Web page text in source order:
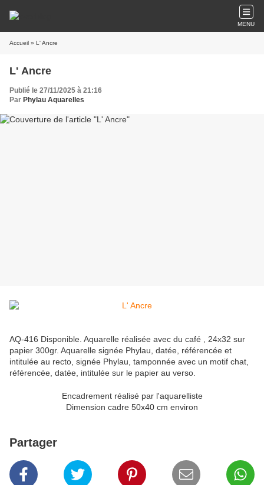
MENU
Accueil » L' Ancre
L' Ancre
Publié le 27/11/2025 à 21:16
Par Phylau Aquarelles
AQ-416 Disponible. Aquarelle réalisée avec du café , 24x32 sur
papier 300gr. Aquarelle signée Phylau, datée, référencée et
intitulée au recto, signée Phylau, tamponnée avec un motif chat,
référencée, datée, intitulée sur le papier au verso.
Encadrement réalisé par l'aquarelliste
Dimension cadre 50x40 cm environ
Partager